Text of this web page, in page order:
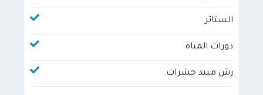
الستائر
دورات المياه
رش مبيد حشرات